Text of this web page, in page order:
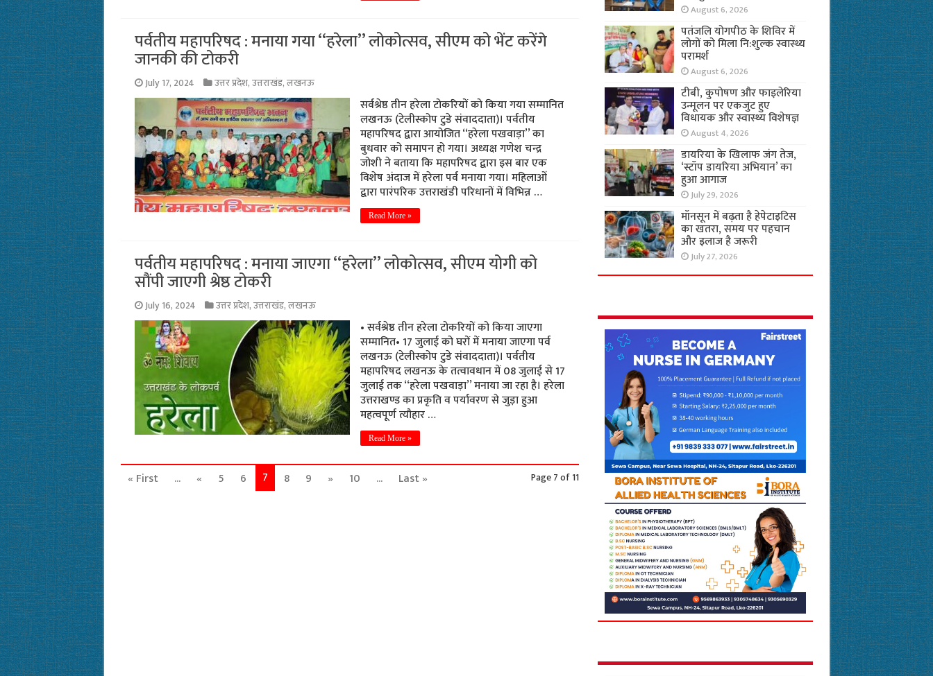
पर्वतीय महापरिषद : मनाया गया ‘‘हरेला’’ लोकोत्सव, सीएम को भेंट करेंगे
जानकी की टोकरी
July 17, 2024 उत्तर प्रदेश,उत्तराखंड,लखनऊ
सर्वश्रेष्ठ तीन हरेला टोकरियों को किया गया सम्मानित
लखनऊ (टेलीस्कोप टुडे संवाददाता)। पर्वतीय
महापरिषद द्वारा आयोजित ‘‘हरेला पखवाड़ा’’ का
बुधवार को समापन हो गया। अध्यक्ष गणेश चन्द्र
जोशी ने बताया कि महापरिषद द्वारा इस बार एक
विशेष अंदाज में हरेला पर्व मनाया गया। महिलाओं
द्वारा पारंपरिक उत्तराखंडी परिधानों में विभिन्न …
Read More »
पर्वतीय महापरिषद : मनाया जाएगा ‘‘हरेला’’ लोकोत्सव, सीएम योगी को
सौंपी जाएगी श्रेष्ठ टोकरी
July 16, 2024 उत्तर प्रदेश,उत्तराखंड,लखनऊ
• सर्वश्रेष्ठ तीन हरेला टोकरियों को किया जाएगा
सम्मानित• 17 जुलाई को घरों में मनाया जाएगा पर्व
लखनऊ (टेलीस्कोप टुडे संवाददाता)। पर्वतीय
महापरिषद लखनऊ के तत्वावधान में 08 जुलाई से 17
जुलाई तक ‘‘हरेला पखवाड़ा’’ मनाया जा रहा है। हरेला
उत्तराखण्ड का प्रकृति व पर्यावरण से जुड़ा हुआ
महत्वपूर्ण त्यौहार …
Read More »
Page 7 of 11
« First ... « 5 6 7 8 9 » 10 ... Last »
August 6, 2026
पतंजलि योगपीठ के शिविर में
लोगों को मिला नि:शुल्क स्वास्थ्य
परामर्श
August 6, 2026
टीबी, कुपोषण और फाइलेरिया
उन्मूलन पर एकजुट हुए
विधायक और स्वास्थ्य विशेषज्ञ
August 4, 2026
डायरिया के खिलाफ जंग तेज,
‘स्टॉप डायरिया अभियान’ का
हुआ आगाज
July 29, 2026
मॉनसून में बढ़ता है हेपेटाइटिस
का खतरा, समय पर पहचान
और इलाज है जरूरी
July 27, 2026